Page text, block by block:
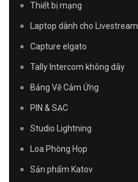
Thiết bị mạng
Laptop dành cho Livestream
Capture elgato
Tally Intercom không dây
Bảng Vẽ Cảm Ứng
PIN & SẠC
Studio Lightning
Loa Phòng Họp
Sản phẩm Katov